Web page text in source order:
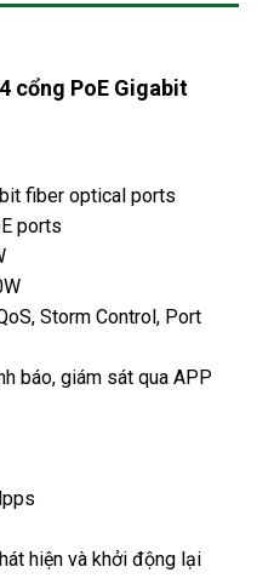
cổng PoE Gigabit
fiber optical ports
ports
Storm Control, Port
báo, giám sát qua APP
hiện và khởi động lại